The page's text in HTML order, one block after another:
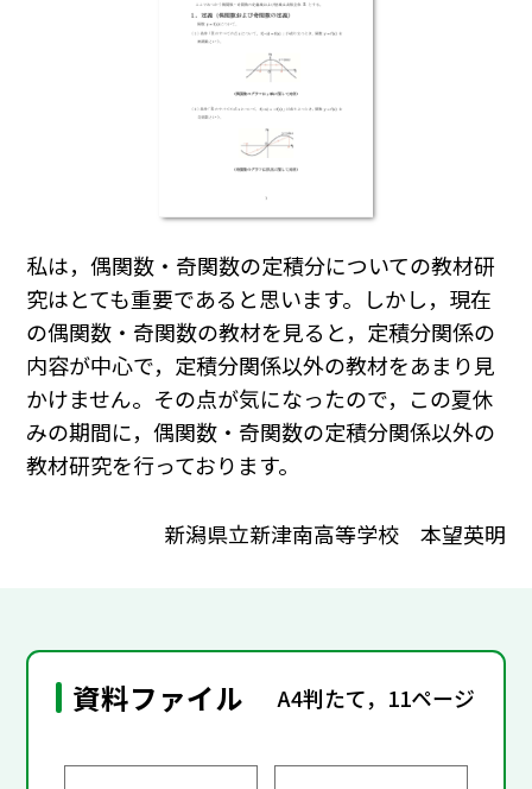
私は，偶関数・奇関数の定積分についての教材研
究はとても重要であると思います。しかし，現在
の偶関数・奇関数の教材を見ると，定積分関係の
内容が中心で，定積分関係以外の教材をあまり見
かけません。その点が気になったので，この夏休
みの期間に，偶関数・奇関数の定積分関係以外の
教材研究を行っております。
新潟県立新津南高等学校 本望英明
資料ファイル A4判たて，11ページ